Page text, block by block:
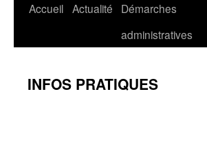
Aller
Accueil Actualité
Démarches
administratives
INFOS PRATIQUES